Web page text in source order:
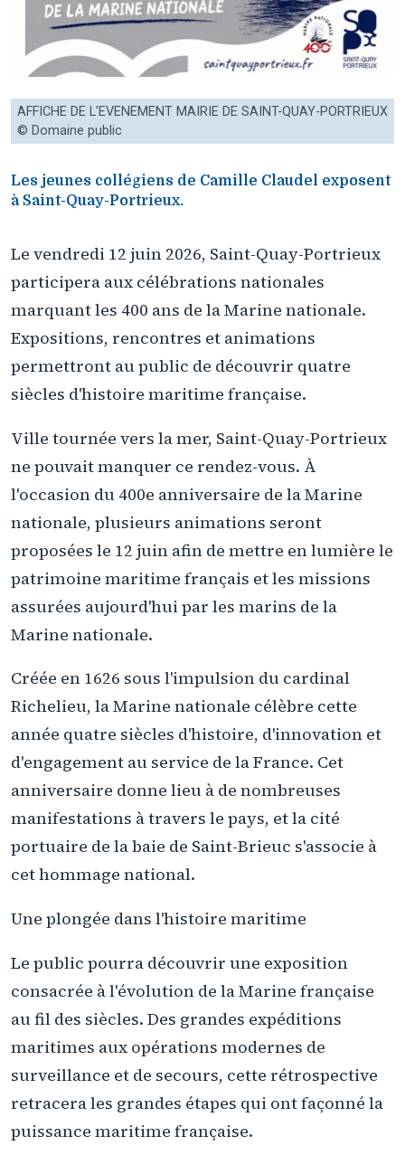
AFFICHE DE L'EVENEMENT MAIRIE DE SAINT-QUAY-PORTRIEUX
© Domaine public
Les jeunes collégiens de Camille Claudel exposent
à Saint-Quay-Portrieux.
Le vendredi 12 juin 2026, Saint-Quay-Portrieux
participera aux célébrations nationales
marquant les 400 ans de la Marine nationale.
Expositions, rencontres et animations
permettront au public de découvrir quatre
siècles d'histoire maritime française.
Ville tournée vers la mer, Saint-Quay-Portrieux
ne pouvait manquer ce rendez-vous. À
l'occasion du 400e anniversaire de la Marine
nationale, plusieurs animations seront
proposées le 12 juin afin de mettre en lumière le
patrimoine maritime français et les missions
assurées aujourd'hui par les marins de la
Marine nationale.
Créée en 1626 sous l'impulsion du cardinal
Richelieu, la Marine nationale célèbre cette
année quatre siècles d'histoire, d'innovation et
d'engagement au service de la France. Cet
anniversaire donne lieu à de nombreuses
manifestations à travers le pays, et la cité
portuaire de la baie de Saint-Brieuc s'associe à
cet hommage national.
Une plongée dans l'histoire maritime
Le public pourra découvrir une exposition
consacrée à l'évolution de la Marine française
au fil des siècles. Des grandes expéditions
maritimes aux opérations modernes de
surveillance et de secours, cette rétrospective
retracera les grandes étapes qui ont façonné la
puissance maritime française.